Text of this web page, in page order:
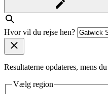
Hvor vil du rejse hen?
Resultaterne opdateres, mens
Vælg region